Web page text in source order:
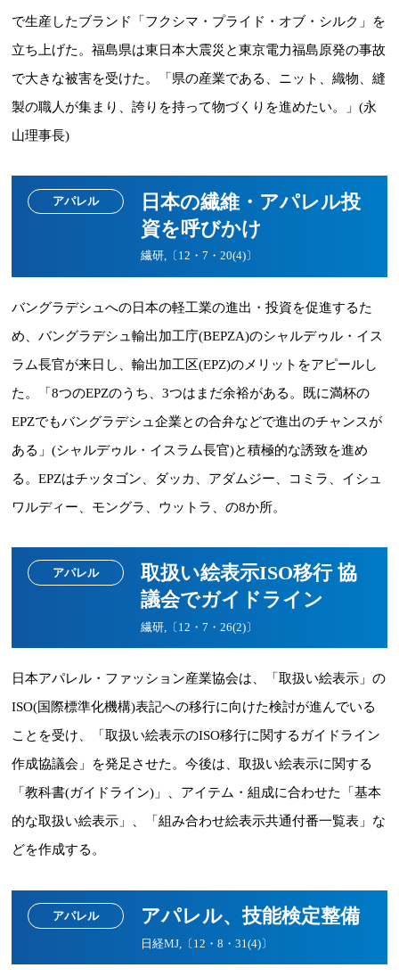
で生産したブランド「フクシマ・プライド・オブ・シルク」を
立ち上げた。福島県は東日本大震災と東京電力福島原発の事故
で大きな被害を受けた。「県の産業である、ニット、織物、縫
製の職人が集まり、誇りを持って物づくりを進めたい。」(永
山理事長)
アパレル
日本の繊維・アパレル投
資を呼びかけ
繊研,〔12・7・20(4)〕
バングラデシュへの日本の軽工業の進出・投資を促進するた
め、バングラデシュ輸出加工庁(BEPZA)のシャルデゥル・イス
ラム長官が来日し、輸出加工区(EPZ)のメリットをアピールし
た。「8つのEPZのうち、3つはまだ余裕がある。既に満杯の
EPZでもバングラデシュ企業との合弁などで進出のチャンスが
ある」(シャルデゥル・イスラム長官)と積極的な誘致を進め
る。EPZはチッタゴン、ダッカ、アダムジー、コミラ、イシュ
ワルディー、モングラ、ウットラ、の8か所。
アパレル
取扱い絵表示ISO移行 協
議会でガイドライン
繊研,〔12・7・26(2)〕
日本アパレル・ファッション産業協会は、「取扱い絵表示」の
ISO(国際標準化機構)表記への移行に向けた検討が進んでいる
ことを受け、「取扱い絵表示のISO移行に関するガイドライン
作成協議会」を発足させた。今後は、取扱い絵表示に関する
「教科書(ガイドライン)」、アイテム・組成に合わせた「基本
的な取扱い絵表示」、「組み合わせ絵表示共通付番一覧表」な
どを作成する。
アパレル アパレル、技能検定整備
日経MJ,〔12・8・31(4)〕